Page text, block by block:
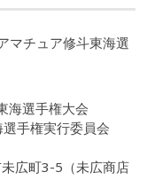
マチュア修斗東海選
海選手権大会
手権実行委員会
広町3-5（未広商店